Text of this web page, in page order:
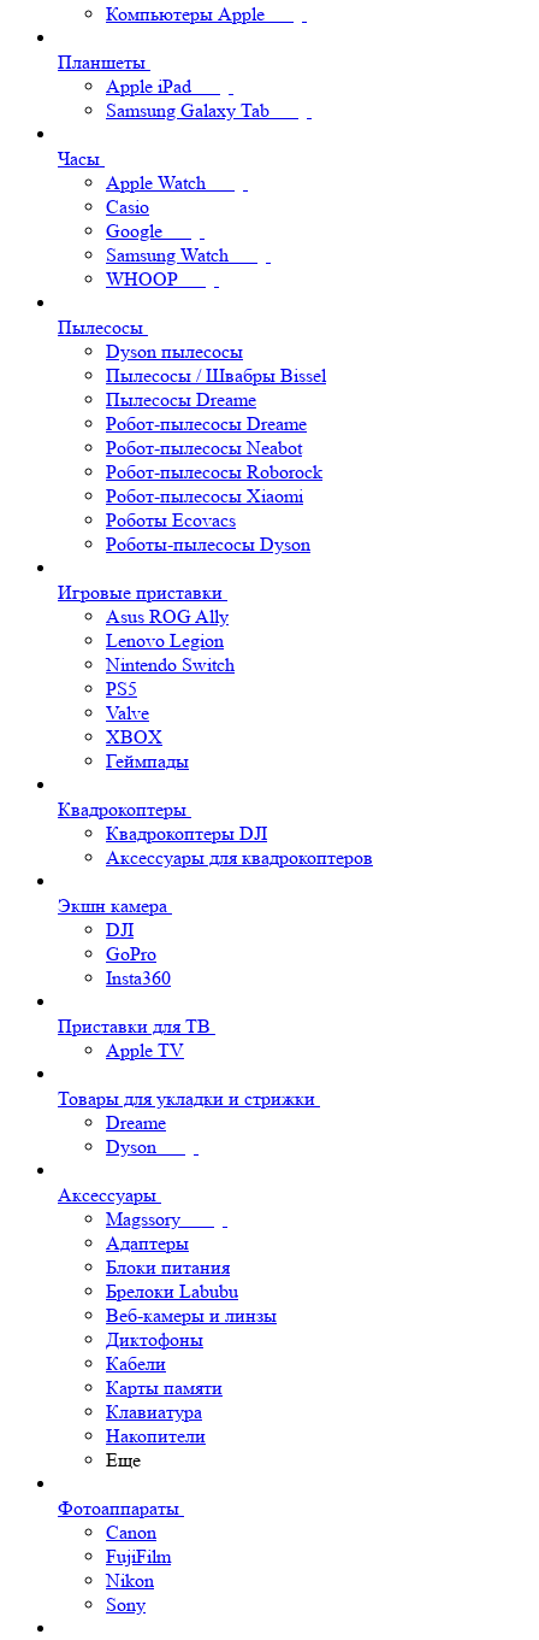
Компьютеры Apple
Планшеты
Apple iPad
Samsung Galaxy Tab
Часы
Apple Watch
Casio
Google
Samsung Watch
WHOOP
Пылесосы
Dyson пылесосы
Пылесосы / Швабры Bissel
Пылесосы Dreame
Робот-пылесосы Dreame
Робот-пылесосы Neabot
Робот-пылесосы Roborock
Робот-пылесосы Xiaomi
Роботы Ecovacs
Роботы-пылесосы Dyson
Игровые приставки
Asus ROG Ally
Lenovo Legion
Nintendo Switch
PS5
Valve
XBOX
Геймпады
Квадрокоптеры
Квадрокоптеры DJI
Аксессуары для квадрокоптеров
Экшн камера
DJI
GoPro
Insta360
Приставки для ТВ
Apple TV
Товары для укладки и стрижки
Dreame
Dyson
Аксессуары
Magssory
Адаптеры
Блоки питания
Брелоки Labubu
Веб-камеры и линзы
Диктофоны
Кабели
Карты памяти
Клавиатура
Накопители
Еще
Фотоаппараты
Canon
FujiFilm
Nikon
Sony